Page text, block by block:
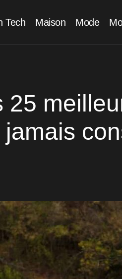
Tech Maison Mode
25